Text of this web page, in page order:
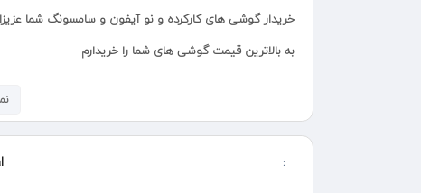
خریدار گوشی های کارکرده و نو آیفون و سامسونگ شما
به بالاترین قیمت گوشی های شما را خریدارم
: